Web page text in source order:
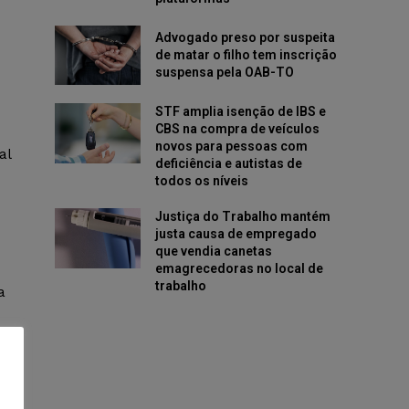
Advogado preso por suspeita
de matar o filho tem inscrição
suspensa pela OAB-TO
STF amplia isenção de IBS e
CBS na compra de veículos
novos para pessoas com
deficiência e autistas de
todos os níveis
Justiça do Trabalho mantém
justa causa de empregado
que vendia canetas
emagrecedoras no local de
trabalho